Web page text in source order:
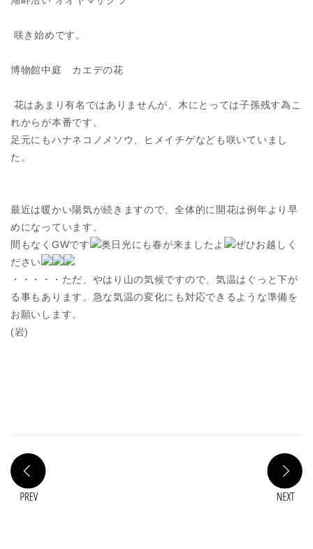
咲き始めです。
博物館中庭 カエデの花
花はあまり有名ではありませんが、木にとっては子孫残す為こ
れからが本番です。
足元にもハナネコノメソウ、ヒメイチゲなども咲いていまし
た。
最近は暖かい陽気が続きますので、全体的に開花は例年より早
めになっています。
間もなくGWです
奥日光にも春が来ましたよ
ぜひお越しく
ださい
・・・・・ただ、やはり山の気候ですので、気温はぐっと下が
る事もあります。急な気温の変化にも対応できるような準備を
お願いします。
(岩)